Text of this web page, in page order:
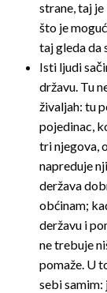
strane, taj
što je
taj gleda da
Isti ljudi
državu. Tu
živaljah: tu
pojedinac,
tri njegova,
napreduje
deržava
obćinam;
deržavu i
ne trebuje
pomaže. U
sebi samim: